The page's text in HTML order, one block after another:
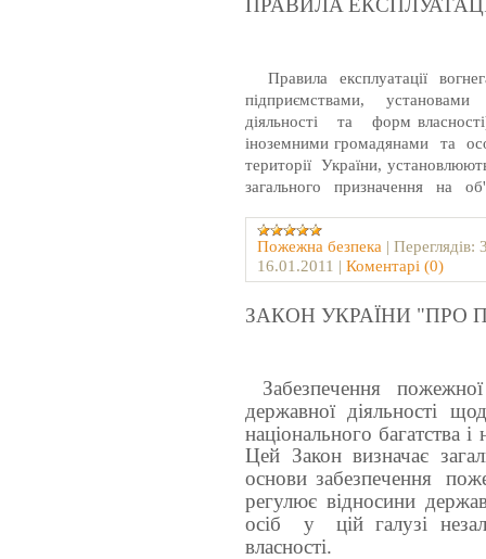
ПРАВИЛA
Правила експлуатації
підприємствами,
установами
діяльності
та
форм
іноземними громадянами
та
території України,
загального
призначення на
Пожежна безпека | Переглядів:
16.01.2011 | Коментарі (0)
ЗАКОН УКРАЇНИ "ПРО
Забезпечення
пожежної
державної діяльності
національного багатства
Цей Закон визначає
основи забезпечення
регулює відносини
осіб
у
цій галузі
власності.